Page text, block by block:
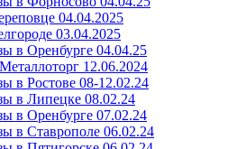
04.04.2025
03.04.2025
в Оренбурге 04.04.25
12.06.2024
в Ростове 08-12.02.24
в Липецке 08.02.24
в Оренбурге 07.02.24
в Ставрополе 06.02.24